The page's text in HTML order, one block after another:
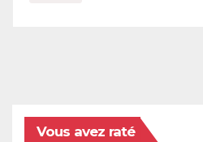
Vous avez raté